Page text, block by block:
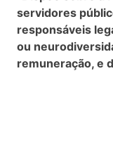
servidores
responsáveis
ou
remuneração, e